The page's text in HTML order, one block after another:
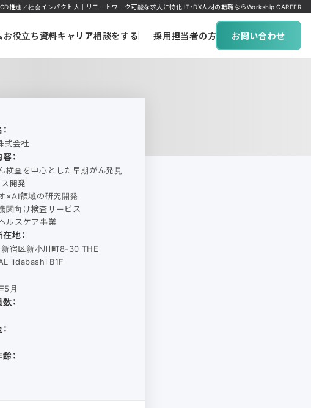
推進／社会インパクト大｜リモートワーク可能な求人に特化 IT・DX人材の転職ならWorkship CAREER
お役立ち資料キャリア相談をする 採用担当者の方へ お問い合わせ
式会社
：
検査を中心とした早期がん発見
開発
×AI領域の研究開発
関向け検査サービス
ルスケア事業
地：
宿区新小川町8-30 THE
iidabashi B1F
5月
：
：